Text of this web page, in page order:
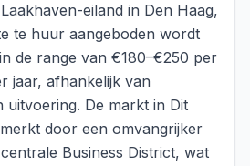
eiland in Den Haag,
te huur aangeboden wordt
de range van €180–€250 per
jaar, afhankelijk van
uitvoering. De markt in Dit
door een omvangrijker
Business District, wat